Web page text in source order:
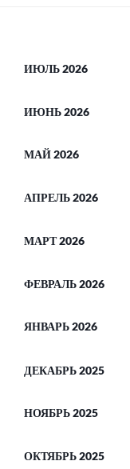
ИЮЛЬ 2026
ИЮНЬ 2026
МАЙ 2026
АПРЕЛЬ 2026
МАРТ 2026
ФЕВРАЛЬ 2026
ЯНВАРЬ 2026
ДЕКАБРЬ 2025
НОЯБРЬ 2025
ОКТЯБРЬ 2025